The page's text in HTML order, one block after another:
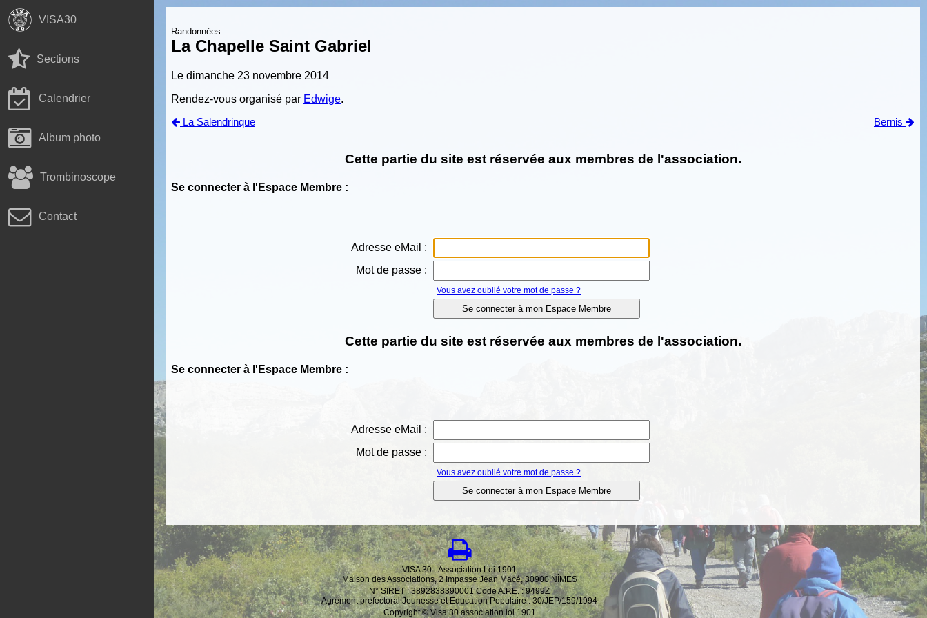
VISA30
Sections
Calendrier
Album photo
Trombinoscope
Contact
Randonnées
La Chapelle Saint Gabriel
Le dimanche 23 novembre 2014
Rendez-vous organisé par Edwige.
La Salendrinque Bernis
Cette partie du site est réservée aux membres de l'association.
Se connecter à l'Espace Membre :
Adresse eMail :
Mot de passe :
Vous avez oublié votre mot de passe ?
Cette partie du site est réservée aux membres de l'association.
Se connecter à l'Espace Membre :
Adresse eMail :
Mot de passe :
Vous avez oublié votre mot de passe ?
VISA 30 - Association Loi 1901
Maison des Associations, 2 Impasse Jean Macé, 30900 NÎMES
N° SIRET : 3892838390001 Code A.P.E. : 9499Z
Agrément préfectoral Jeunesse et Education Populaire : 30/JEP/159/1994
Copyright © Visa 30 association loi 1901